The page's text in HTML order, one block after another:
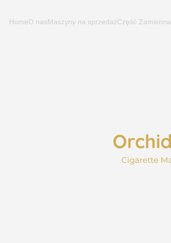
HomeO nasMaszyny na sprzedażCzęść Zamienna